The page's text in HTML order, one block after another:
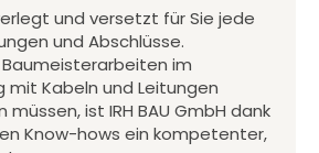
und versetzt für Sie jede
und Abschlüsse.
im
mit Kabeln und Leitungen
ist IRH BAU GmbH dank
Know-hows ein kompetenter,